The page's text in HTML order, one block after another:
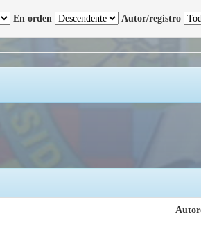
En orden Autor/registro